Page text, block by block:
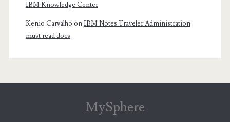
IBM Knowledge Center
Kenio Carvalho onIBM Notes Traveler Administration
must read docs
MySphere